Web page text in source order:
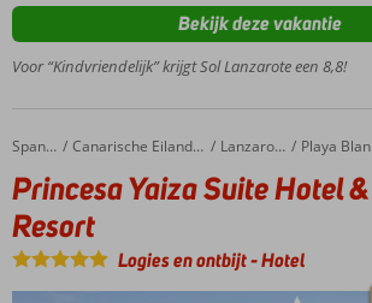
het
Ook
met
tuin met 3
zwembaden
Op basis
van All
Inclusive
Voor “Kindvriendelijk” krijgt Sol Lanzarote een 8,8!
Bekijk deze vakantie
Home Spanje Canarische Eilanden Lanzarote Playa Blanca
Princesa Yaiza Suite Hotel & Resort
Princesa Yaiza Suite Hotel &
Resort
Logies en ontbijt-Hotel